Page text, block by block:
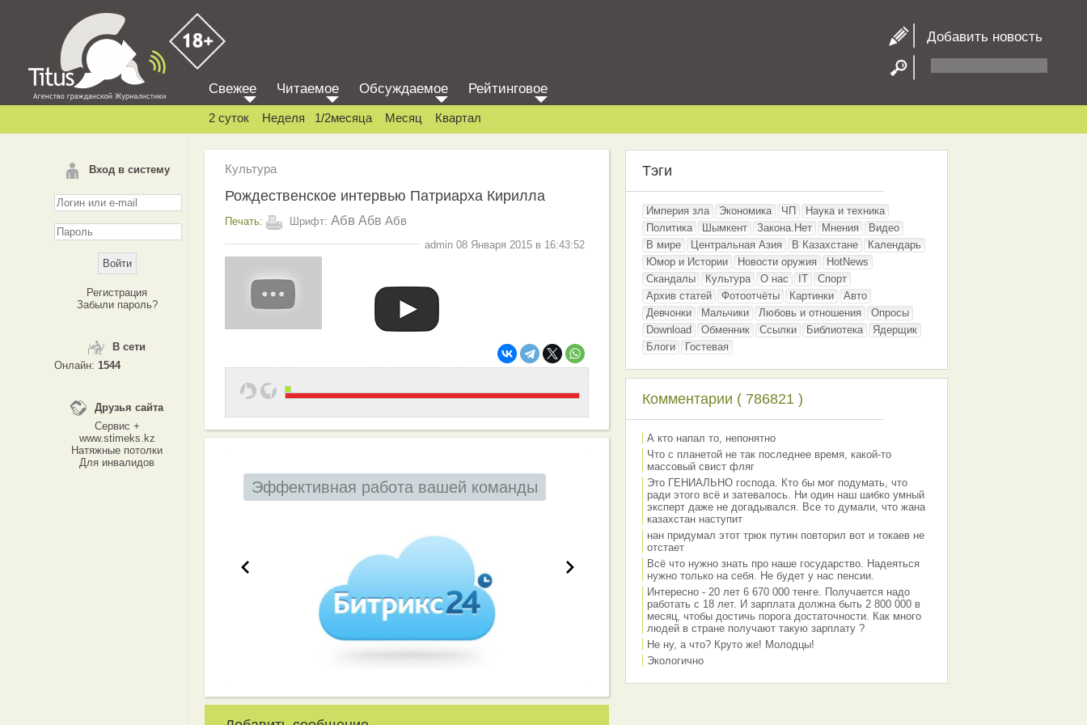
Добавить новость
Вход в систему
Регистрация
Забыли пароль?
В сети
Онлайн: 1544
Друзья сайта
Сервис +
www.stimeks.kz
Натяжные потолки
Для инвалидов
Свежее Читаемое Обсуждаемое Рейтинговое
2 суток Неделя 1/2месяца Месяц Квартал
Культура
Рождественское интервью Патриарха Кирилла
Печать: Шрифт: Абв Абв Абв
admin 08 Января 2015 в 16:43:52
Эффективная работа вашей команды
Тэги
Империя зла Экономика ЧП
Наука и техника
Политика
Шымкент Закона.Нет Мнения
Видео
В мире
Центральная Азия В Казахстане
Календарь
Юмор и Истории
Новости оружия
HotNews
Скандалы
Культура О нас IT
Спорт
Архив статей
Фотоотчёты Картинки
Авто
Девчонки
Мальчики Любовь и отношения
Опросы
Download
Обменник Ссылки Библиотека
Ядерщик
Блоги
Гостевая
Комментарии ( 786821 )
А кто напал то, непонятно
Что с планетой не так последнее время, какой-то
массовый свист фляг
Это ГЕНИАЛЬНО господа. Кто бы мог подумать, что
ради этого всё и затевалось. Ни один наш шибко умный
эксперт даже не догадывался. Все то думали, что жана
казахстан наступит
нан придумал этот трюк путин повторил вот и токаев не
отстает
Всё что нужно знать про наше государство. Надеяться
нужно только на себя. Не будет у нас пенсии.
Интересно - 20 лет 6 670 000 тенге. Получается надо
работать с 18 лет. И зарплата должна быть 2 800 000 в
месяц, чтобы достичь порога достаточности. Как много
людей в стране получают такую зарплату ?
Не ну, а что? Круто же! Молодцы!
Экологично